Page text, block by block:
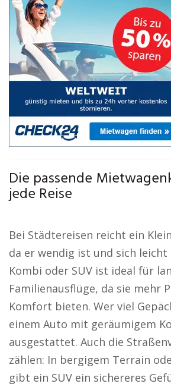
Die passende
jede Reise
Bei Städtereisen reicht ein
da er wendig ist und sich leicht
Kombi oder SUV ist ideal für
Familienausflüge, da sie mehr
Komfort bieten. Wer viel
einem Auto mit geräumigem
ausgestattet. Auch die
zählen: In bergigem Terrain
gibt ein SUV ein sichereres